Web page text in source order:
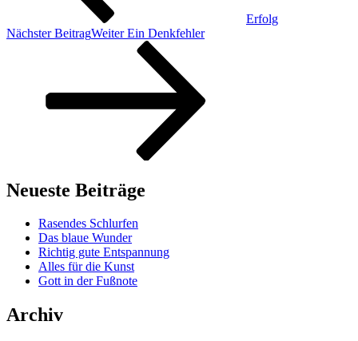
Erfolg
Nächster BeitragWeiter Ein Denkfehler
Neueste Beiträge
Rasendes Schlurfen
Das blaue Wunder
Richtig gute Entspannung
Alles für die Kunst
Gott in der Fußnote
Archiv